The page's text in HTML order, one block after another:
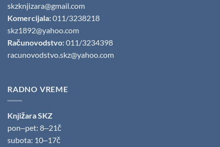
skzknjizara@gmail.com
Komercijala:011/3238218
skz1892@yahoo.com
Računovodstvo:011/3234398
racunovodstvo.skz@yahoo.com
RADNO VREME
Knjižara SKZ
pon‒pet: 8‒21č
subota: 10‒17č